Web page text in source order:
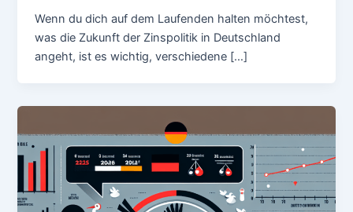
Wenn du dich auf dem Laufenden halten möchtest,
was die Zukunft der Zinspolitik in Deutschland
angeht, ist es wichtig, verschiedene […]